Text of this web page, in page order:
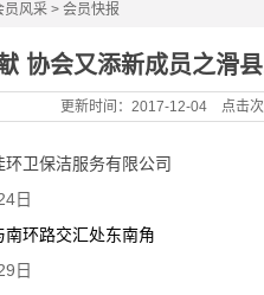
员风采 > 会员快报
协会又添新成员之滑
更新时间：2017-12-04 点击
环卫保洁服务有限公司
日
环路交汇处东南角
日